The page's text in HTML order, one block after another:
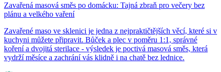
Zavařená masová směs po domácku: Tajná zbraň pro večery bez
plánu a velkého vaření
Zavařené maso ve sklenici je jedna z nejpraktičtějších věcí, které si v
kuchyni můžete připravit. Bůček a plec v poměru 1:1, správné
koření a dvojitá sterilace - výsledek je poctivá masová směs, která
vydrží měsíce a zachrání vás klidně i na chatě bez lednice.